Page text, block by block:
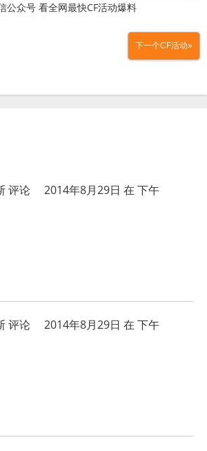
公众号 看全网最快CF活动爆料
下一个CF活动»
评论
2014年8月29日 在 下午
评论
2014年8月29日 在 下午